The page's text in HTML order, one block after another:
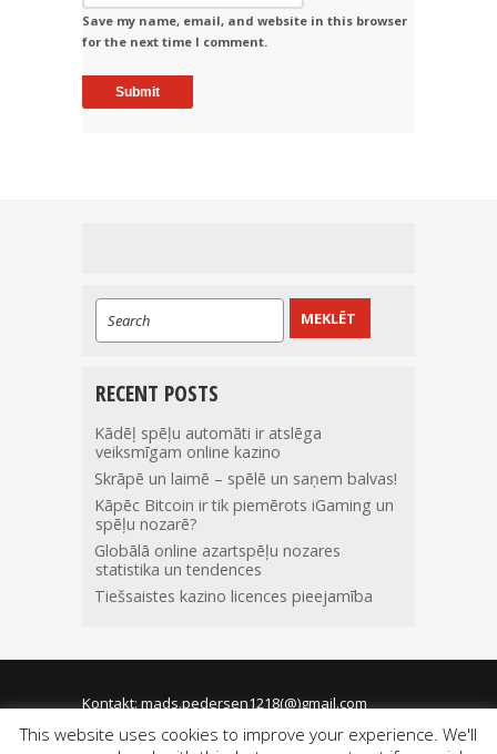
Save my name, email, and website in this browser
for the next time I comment.
RECENT POSTS
Kādēļ spēļu automāti ir atslēga
veiksmīgam online kazino
Skrāpē un laimē – spēlē un saņem balvas!
Kāpēc Bitcoin ir tik piemērots iGaming un
spēļu nozarē?
Globālā online azartspēļu nozares
statistika un tendences
Tiešsaistes kazino licences pieejamība
Kontakt: mads.pedersen1218(@)gmail.com
This website uses cookies to improve your experience. We'll